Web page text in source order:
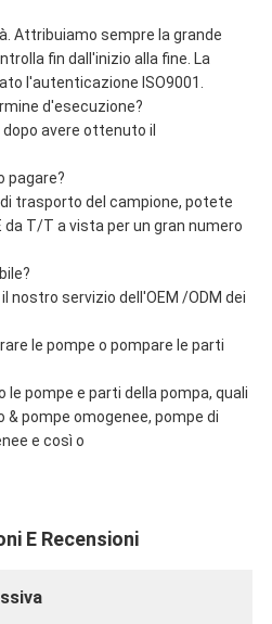
Attribuiamo sempre la grande
fin dall'inizio alla fine. La
l'autenticazione ISO9001.
d'esecuzione?
avere ottenuto il
pagare?
trasporto del campione, potete
da T/T a vista per un gran numero
nostro servizio dell'OEM /ODM dei
le pompe o pompare le parti
le pompe e parti della pompa, quali
& pompe omogenee, pompe di
e così o
E Recensioni